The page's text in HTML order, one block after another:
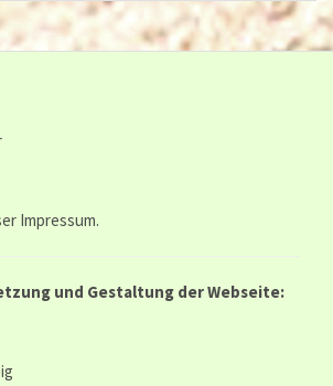
Impressum.
und Gestaltung der Webseite: